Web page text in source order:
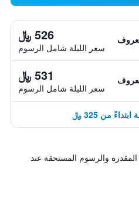
526 ﷼
سعر الليلة شامل الرسوم
531 ﷼
سعر الليلة شامل الرسوم
والرسوم المستحقة عند